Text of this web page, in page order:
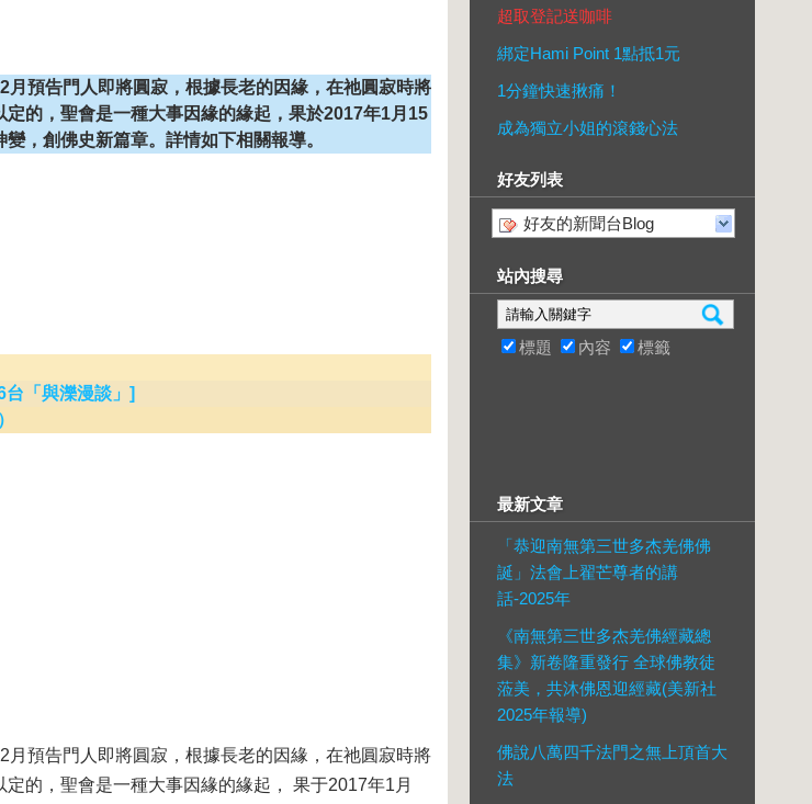
預告門人即將圓寂，根據長老的因緣，在祂圓寂時將
的，聖會是一種大事因緣的緣起，果於2017年1月15
，創佛史新篇章。詳情如下相關報導。
「與濼漫談」]
預告門人即將圓寂，根據長老的因緣，在祂圓寂時將
的，聖會是一種大事因緣的緣起， 果于2017年1月
超取登記送咖啡
綁定Hami Point 1點抵1元
1分鐘快速揪痛！
成為獨立小姐的滾錢心法
好友列表
好友的新聞台Blog
站內搜尋
標題 內容 標籤
最新文章
「恭迎南無第三世多杰羌佛佛
誕」法會上翟芒尊者的講
話-2025年
《南無第三世多杰羌佛經藏總
集》新卷隆重發行 全球佛教徒
蒞美，共沐佛恩迎經藏(美新社
2025年報導)
佛說八萬四千法門之無上頂首大
法